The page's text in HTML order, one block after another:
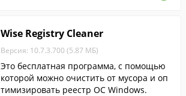
Wise Registry Cleaner
Версия: 10.7.3.700 (5.87 МБ)
Это бесплатная программа, с помощью
которой можно очистить от мусора и оп
тимизировать реестр ОС Windows.